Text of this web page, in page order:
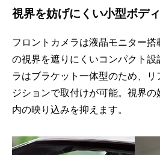
視界を妨げにくい小型ボディ
フロントカメラは液晶モニター
の視界を遮りにくいコンパクト設
ラはブラケット一体型のため、
ジションで取付けが可能。視界
内の映り込みを抑えます。